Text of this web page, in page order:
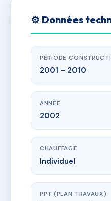
⚙️ Données
PÉRIODE
2001 – 2010
ANNÉE
2002
CHAUFFAGE
Individuel
PPT (PLAN TRAVAUX)